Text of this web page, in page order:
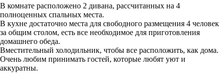
В комнате расположено 2 дивана, рассчитанных на 4
полноценных спальных места.
В кухне достаточно места для свободного размещения 4 человек
за общим столом, есть все необходимое для приготовления
домашнего обеда.
Вместительный холодильник, чтобы все расположить, как дома.
Очень любим принимать гостей, которые любят уют и
аккуратны.